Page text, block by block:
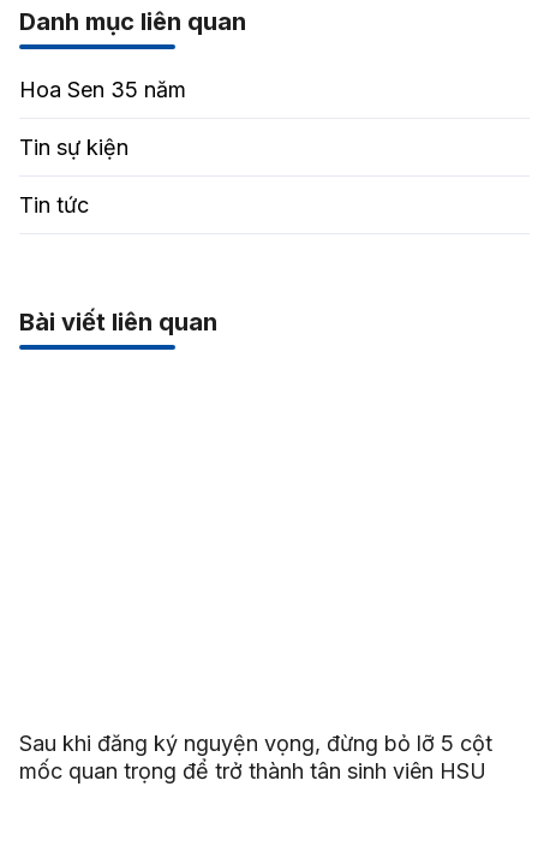
Danh mục liên quan
Hoa Sen 35 năm
Tin sự kiện
Tin tức
Bài viết liên quan
Sau khi đăng ký nguyện vọng, đừng bỏ lỡ 5 cột
mốc quan trọng để trở thành tân sinh viên HSU